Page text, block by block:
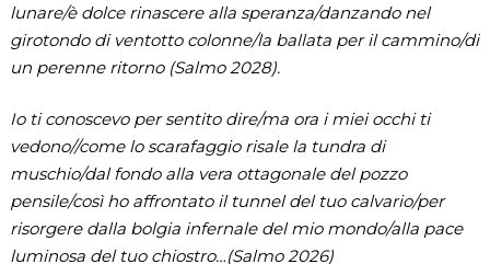
lunare/è dolce rinascere alla speranza/danzando nel
girotondo di ventotto colonne/la ballata per il cammino/di
un perenne ritorno (Salmo 2028).
Io ti conoscevo per sentito dire/ma ora i miei occhi ti
vedono//come lo scarafaggio risale la tundra di
muschio/dal fondo alla vera ottagonale del pozzo
pensile/così ho affrontato il tunnel del tuo calvario/per
risorgere dalla bolgia infernale del mio mondo/alla pace
luminosa del tuo chiostro…(Salmo 2026)